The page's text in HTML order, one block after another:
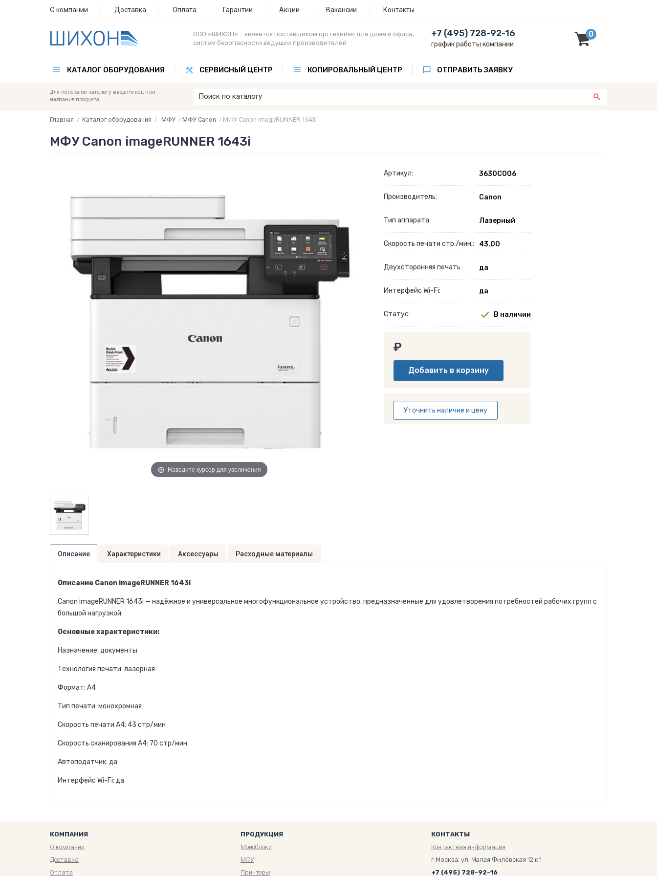
О компании Доставка Оплата Гарантии Акции Вакансии Контакты
ООО «ШИХОН» – является поставщиком оргтехники для дома и офиса,
систем безопасности ведущих производителей
+7 (495) 728-92-16
график работы компании
0
КАТАЛОГ ОБОРУДОВАНИЯ СЕРВИСНЫЙ ЦЕНТР КОПИРОВАЛЬНЫЙ ЦЕНТР ОТПРАВИТЬ ЗАЯВКУ
Для поиска по каталогу введите код или
название продукта
Главная / Каталог оборудования / МФУ / МФУ Canon / МФУ Canon imageRUNNER 1643i
МФУ Canon imageRUNNER 1643i
Наведите курсор для увеличения
Артикул: 3630C006
Производитель: Canon
Тип аппарата: Лазерный
Скорость печати стр./мин.: 43.00
Двухсторонняя печать: да
Интерфейс Wi-Fi: да
Статус: В наличии
₽
Уточнить наличие и цену
Описание Характеристики Аксессуары Расходные материалы
Описание Canon imageRUNNER 1643i
Canon imageRUNNER 1643i — надёжное и универсальное многофункциональное устройство, предназначенные для удовлетворения потребностей рабочих групп с
большой нагрузкой.
Основные характеристики:
Назначение: документы
Технология печати: лазерная
Формат: A4
Тип печати: монохромная
Скорость печати A4: 43 стр/мин
Скорость сканирования A4: 70 стр/мин
Автоподатчик: да
Интерфейс Wi-Fi: да
КОМПАНИЯ
О компании
Доставка
Оплата
ПРОДУКЦИЯ
Моноблоки
МФУ
Принтеры
КОНТАКТЫ
Контактная информация
г.Москва, ул. Малая Филёвская 12 к.1
+7 (495) 728-92-16